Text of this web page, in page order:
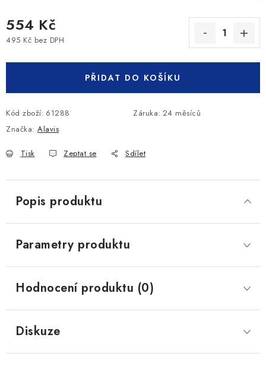
554 Kč
495 Kč bez DPH
PŘIDAT DO KOŠÍKU
Kód zboží: 61288 Záruka: 24 měsíců
Značka: Alavis
Tisk Zeptat se Sdílet
Popis produktu
Parametry produktu
Hodnocení produktu (0)
Diskuze